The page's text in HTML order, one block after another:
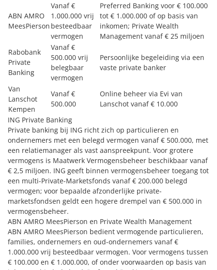
ABN AMRO
MeesPierson
Vanaf €
1.000.000 vrij
besteedbaar
vermogen
Preferred Banking voor € 100.000
tot € 1.000.000 of op basis van
inkomen; Private Wealth
Management vanaf € 25 miljoen
Rabobank
Private
Banking
Vanaf €
500.000 vrij
belegbaar
vermogen
Persoonlijke begeleiding via een
vaste private banker
Van
Lanschot
Kempen
Vanaf €
500.000
Online beheer via Evi van
Lanschot vanaf € 10.000
ING Private Banking
Private banking bij ING richt zich op particulieren en
ondernemers met een belegd vermogen vanaf € 500.000, met
een relatiemanager als vast aanspreekpunt. Voor grotere
vermogens is Maatwerk Vermogensbeheer beschikbaar vanaf
€ 2,5 miljoen. ING geeft binnen vermogensbeheer toegang tot
een multi-Private-Marketsfonds vanaf € 200.000 belegd
vermogen; voor bepaalde afzonderlijke private-
marketsfondsen geldt een hogere drempel van € 500.000 in
vermogensbeheer.
ABN AMRO MeesPierson en Private Wealth Management
ABN AMRO MeesPierson bedient vermogende particulieren,
families, ondernemers en oud-ondernemers vanaf €
1.000.000 vrij besteedbaar vermogen. Voor vermogens tussen
€ 100.000 en € 1.000.000, of onder voorwaarden op basis van